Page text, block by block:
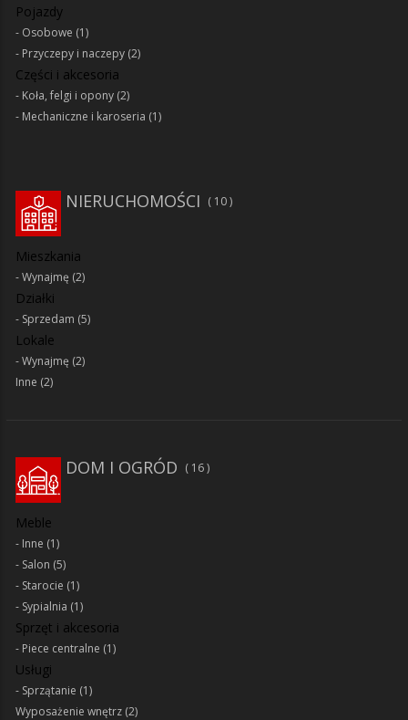
Pojazdy
Osobowe (1)
Przyczepy i naczepy (2)
Części i akcesoria
Koła, felgi i opony (2)
Mechaniczne i karoseria (1)
NIERUCHOMOŚCI 10
Mieszkania
Wynajmę (2)
Działki
Sprzedam (5)
Lokale
Wynajmę (2)
Inne (2)
DOM I OGRÓD 16
Meble
Inne (1)
Salon (5)
Starocie (1)
Sypialnia (1)
Sprzęt i akcesoria
Piece centralne (1)
Usługi
Sprzątanie (1)
Wyposażenie wnętrz (2)